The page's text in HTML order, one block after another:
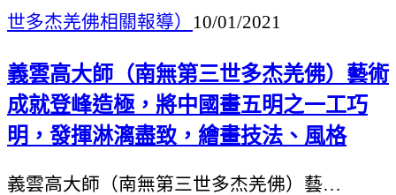
世多杰羌佛相關報導） 10/01/2021
義雲高大師（南無第三世多杰羌佛）藝術
成就登峰造極，將中國畫五明之一工巧
明，發揮淋漓盡致，繪畫技法、風格
義雲高大師（南無第三世多杰羌佛）藝…